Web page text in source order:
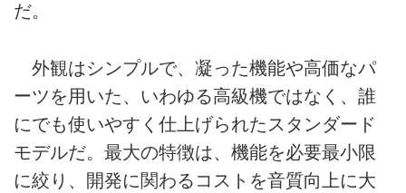
だ。
外観はシンプルで、凝った機能や高価なパ
ーツを用いた、いわゆる高級機ではなく、誰
にでも使いやすく仕上げられたスタンダード
モデルだ。最大の特徴は、機能を必要最小限
に絞り、開発に関わるコストを音質向上に大